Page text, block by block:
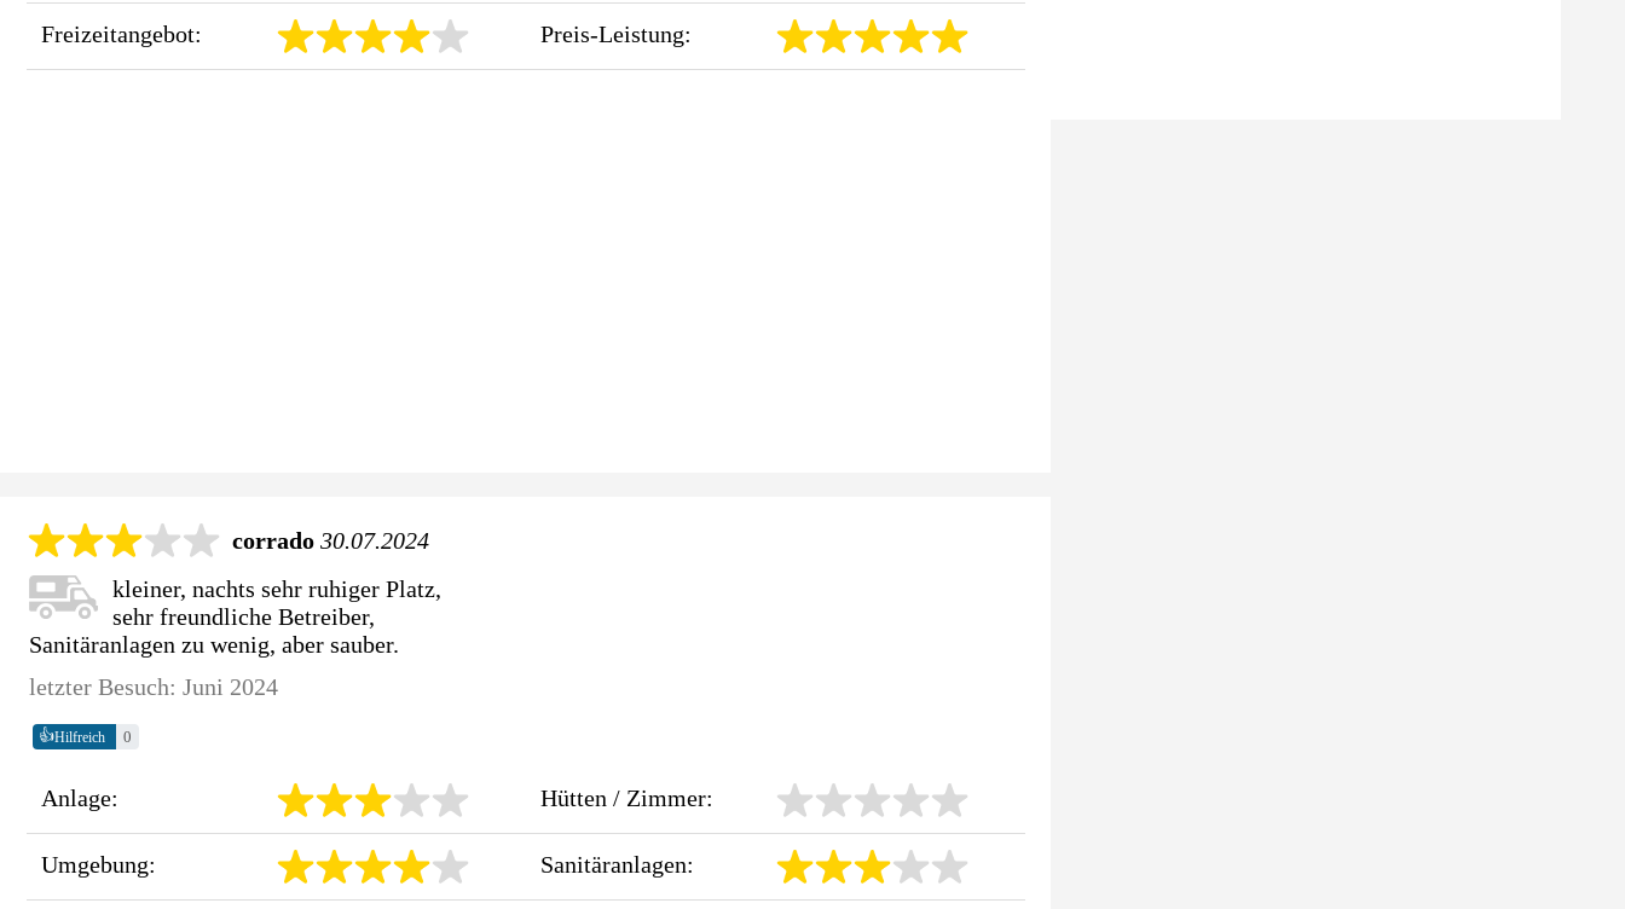
Freizeitangebot: Preis-Leistung:
corrado 30.07.2024
kleiner, nachts sehr ruhiger Platz,
sehr freundliche Betreiber,
Sanitäranlagen zu wenig, aber sauber.
letzter Besuch: Juni 2024
👍Hilfreich 0
Anlage:
Umgebung:
Hütten / Zimmer:
Sanitäranlagen: